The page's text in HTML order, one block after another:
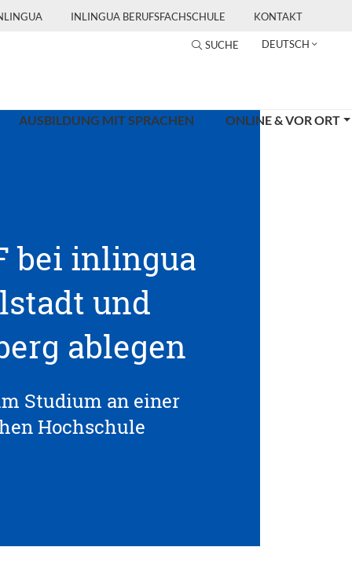
INLINGUA BERUFSFACHSCHULE KONTAKT
SUCHE DEUTSCH
AUSBILDUNG MIT SPRACHEN ONLINE & VOR ORT
bei inlingua
und
ablegen
Studium an einer
Hochschule